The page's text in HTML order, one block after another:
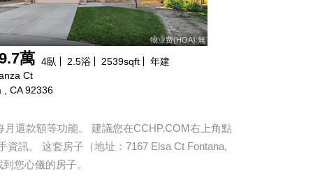
物业费(HOA):無
萬 4臥 2.5浴 2539sqft
年建
Ct
, CA 92336
還款額等功能。 建議您在CCHP.COM右上角點
資訊。 这套房子（地址： 7167 Elsa Ct Fontana,
您心儀的房子。